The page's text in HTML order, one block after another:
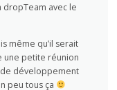
dropTeam avec le
même qu’il serait
une petite réunion
développement
peu tous ça